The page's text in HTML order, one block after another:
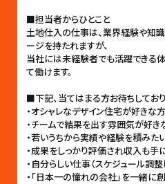
■担当者からひとこと
土地仕入の仕事は、業界経験や知
ージを持たれますが、
当社には未経験者でも活躍できる
て働けます。
■下記、当てはまる方お待ちしてお
・オシャレなデザイン住宅が好きな方
・チームで結果を出す雰囲気が好き
・若いうちから実績や経験を積みた
・成果をしっかり評価され収入も手
・自分らしい仕事（スケジュール調
・「日本一の憧れの会社」を一緒に